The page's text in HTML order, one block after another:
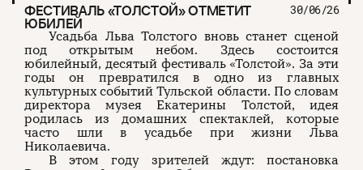
ФЕСТИВАЛЬ «ТОЛСТОЙ» ОТМЕТИТ
ЮБИЛЕЙ
30/06/26
Усадьба Льва Толстого вновь станет сценой
под открытым небом. Здесь состоится
юбилейный, десятый фестиваль «Толстой». За эти
годы он превратился в одно из главных
культурных событий Тульской области. По словам
директора музея Екатерины Толстой, идея
родилась из домашних спектаклей, которые
часто шли в усадьбе при жизни Льва
Николаевича.
В этом году зрителей ждут: постановка